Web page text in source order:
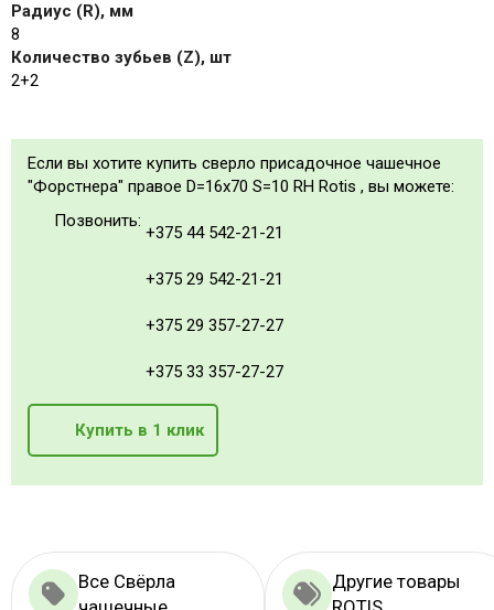
Радиус (R), мм
8
Количество зубьев (Z), шт
2+2
Если вы хотите купить сверло присадочное чашечное
"Форстнера" правое D=16x70 S=10 RH Rotis , вы можете:
Позвонить:
+375 44 542-21-21
+375 29 542-21-21
+375 29 357-27-27
+375 33 357-27-27
Купить в 1 клик
Все Свёрла
Другие товары